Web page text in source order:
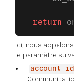
  return
Ici, nous
le paramètre
account_id